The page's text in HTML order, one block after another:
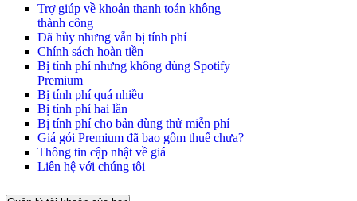
Trợ giúp về khoản thanh toán không
thành công
Đã hủy nhưng vẫn bị tính phí
Chính sách hoàn tiền
Bị tính phí nhưng không dùng Spotify
Premium
Bị tính phí quá nhiều
Bị tính phí hai lần
Bị tính phí cho bản dùng thử miễn phí
Giá gói Premium đã bao gồm thuế chưa?
Thông tin cập nhật về giá
Liên hệ với chúng tôi